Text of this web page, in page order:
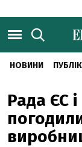
НОВИНИ
Рада ЄС